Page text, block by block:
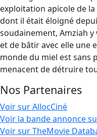
exploitation apicole de
dont il était éloigné
soudainement, Amziah y
et de bâtir avec elle une
monde du miel est sans
menacent de détruire
Nos Partenaires
Voir sur AllocCiné
Voir la bande annonce
Voir sur TheMovie